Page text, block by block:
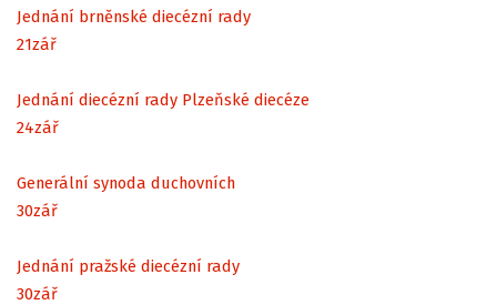
Jednání brněnské diecézní rady
21zář
Jednání diecézní rady Plzeňské diecéze
24zář
Generální synoda duchovních
30zář
Jednání pražské diecézní rady
30zář